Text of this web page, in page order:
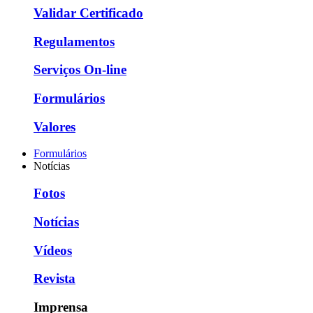
Validar Certificado
Regulamentos
Serviços On-line
Formulários
Valores
Formulários
Notícias
Fotos
Notícias
Vídeos
Revista
Imprensa